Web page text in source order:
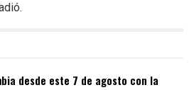
.
desde este 7 de agosto con la